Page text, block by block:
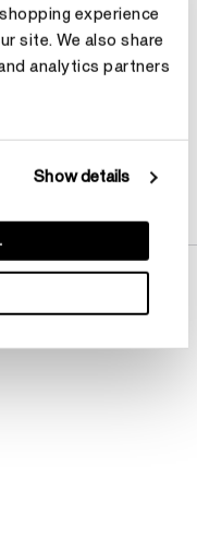
experience
site. We also share
analytics partners
Show details